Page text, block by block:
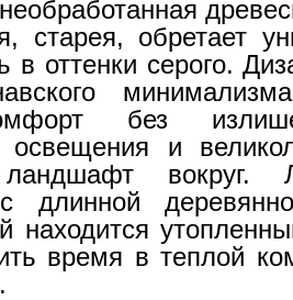
старея, обретает
в оттенки серого.
без
освещения и
вокруг.
с длинной
находится
время в теплой